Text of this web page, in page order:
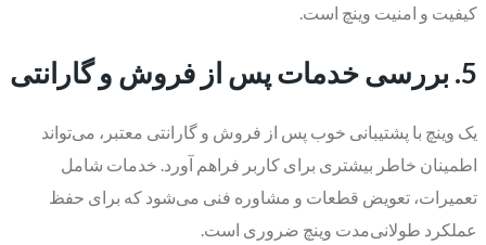
کیفیت و امنیت وینچ است.
5. بررسی خدمات پس از فروش و گارانتی
یک وینچ با پشتیبانی خوب پس از فروش و گارانتی معتبر، می‌تواند
اطمینان خاطر بیشتری برای کاربر فراهم آورد. خدمات شامل
تعمیرات، تعویض قطعات و مشاوره فنی می‌شود که برای حفظ
عملکرد طولانی‌مدت وینچ ضروری است.